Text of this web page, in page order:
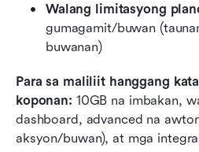
Walang limitasyong
gumagamit/buwan
buwanan)
Para sa maliliit hanggang
koponan: 10GB na imbakan,
dashboard, advanced na
aksyon/buwan), at mga